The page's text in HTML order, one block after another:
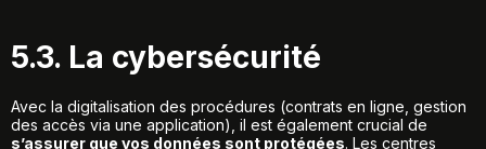
5.3. La cybersécurité
Avec la digitalisation des procédures (contrats en ligne, gestion
des accès via une application), il est également crucial de
s’assurer que vos données sont protégées. Les centres